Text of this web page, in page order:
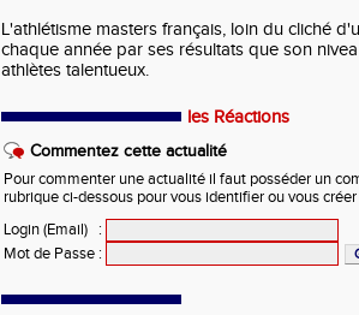
L'athlétisme masters français, loin du cliché
chaque année par ses résultats que son
athlètes talentueux.
les Réactions
Commentez cette actualité
Pour commenter une actualité il faut posséder un
rubrique ci-dessous pour vous identifier ou vous
Login (Email)
:
Mot de Passe :